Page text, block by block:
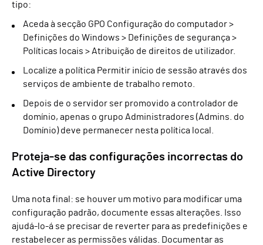
tipo:
Aceda à secção GPO Configuração do computador >
Definições do Windows > Definições de segurança >
Políticas locais > Atribuição de direitos de utilizador.
Localize a política Permitir início de sessão através dos
serviços de ambiente de trabalho remoto.
Depois de o servidor ser promovido a controlador de
domínio, apenas o grupo Administradores (Admins. do
Domínio) deve permanecer nesta política local.
Proteja-se das configurações incorrectas do
Active Directory
Uma nota final: se houver um motivo para modificar uma
configuração padrão, documente essas alterações. Isso
ajudá-lo-á se precisar de reverter para as predefinições e
restabelecer as permissões válidas. Documentar as